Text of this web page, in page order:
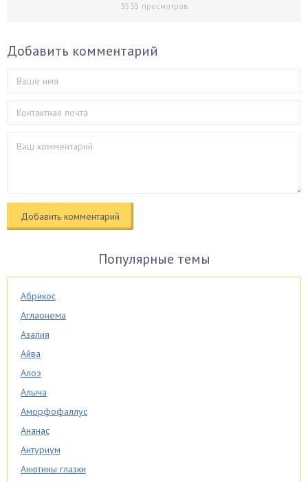
3535 просмотров
Добавить комментарий
Популярные темы
Абрикос
Аглаонема
Азалия
Айва
Алоэ
Алыча
Аморфофаллус
Ананас
Антуриум
Анютины глазки